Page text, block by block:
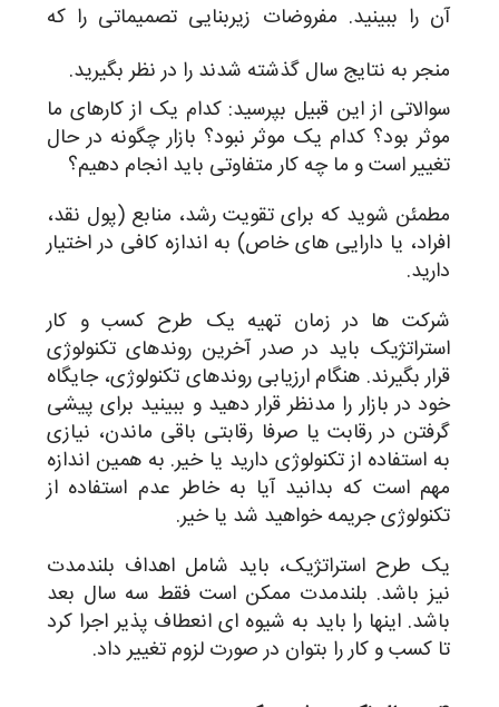
آن را ببینید. مفروضات زیربنایی تصمیماتی را که
منجر به نتایج سال گذشته شدند را در نظر بگیرید.
سوالاتی از این قبیل بپرسید: کدام یک از کارهای ما
موثر بود؟ کدام یک موثر نبود؟ بازار چگونه در حال
تغییر است و ما چه کار متفاوتی باید انجام دهیم؟
مطمئن شوید که برای تقویت رشد، منابع (پول نقد،
افراد، یا دارایی های خاص) به اندازه کافی در اختیار
دارید.
شرکت ها در زمان تهیه یک طرح کسب و کار
استراتژیک باید در صدر آخرین روندهای تکنولوژی
قرار بگیرند. هنگام ارزیابی روندهای تکنولوژی، جایگاه
خود در بازار را مدنظر قرار دهید و ببینید برای پیشی
گرفتن در رقابت یا صرفا رقابتی باقی ماندن، نیازی
به استفاده از تکنولوژی دارید یا خیر. به همین اندازه
مهم است که بدانید آیا به خاطر عدم استفاده از
تکنولوژی جریمه خواهید شد یا خیر.
یک طرح استراتژیک، باید شامل اهداف بلندمدت
نیز باشد. بلندمدت ممکن است فقط سه سال بعد
باشد. اینها را باید به شیوه ای انعطاف پذیر اجرا کرد
تا کسب و کار را بتوان در صورت لزوم تغییر داد.